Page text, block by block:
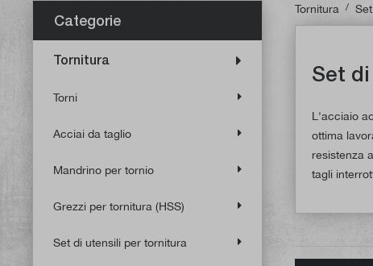
Categorie
Tornitura
Torni
Acciai da taglio
Mandrino per tornio
Grezzi per tornitura (HSS)
Set di utensili per tornitura
Tornitura /
Set
L'acciaio
ottima
resistenza
tagli